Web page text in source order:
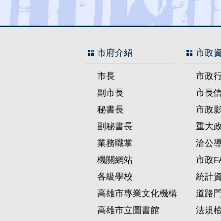
市府介紹
市長
副市長
秘書長
副秘書長
業務職掌
機關網站
各級學校
高雄市專業文化機構
高雄市立圖書館
市政
市政
市長
市政
重大
洽公
市政
統計
道路
法規